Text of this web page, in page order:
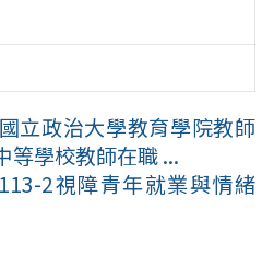
國立政治大學教育學院教師
等學校教師在職 ...
113-2視障青年就業與情緒